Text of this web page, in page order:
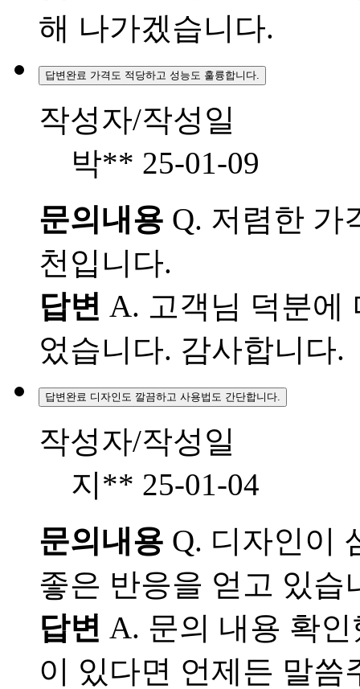
해 나가겠습니다.
답변완료 가격도 적당하고 성능도 훌륭합니다.
작성자/작성일
박** 25-01-09
문의내용 Q. 저렴한 가
천입니다.
답변 A. 고객님 덕분에
었습니다. 감사합니다.
답변완료 디자인도 깔끔하고 사용법도 간단합니다.
작성자/작성일
지** 25-01-04
문의내용 Q. 디자인이
좋은 반응을 얻고 있습
답변 A. 문의 내용 확
이 있다면 언제든 말씀